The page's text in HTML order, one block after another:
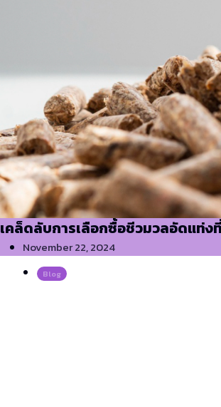
เคล็ดลับการเลือกซื้อชีวมวลอัดแท่ง
November 22, 2024
Blog